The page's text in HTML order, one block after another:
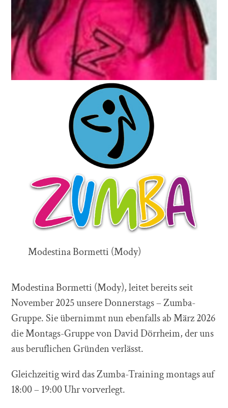
Modestina Bormetti (Mody)
Modestina Bormetti (Mody), leitet bereits seit
November 2025 unsere Donnerstags – Zumba-
Gruppe. Sie übernimmt nun ebenfalls ab März 2026
die Montags-Gruppe von David Dörrheim, der uns
aus beruflichen Gründen verlässt.
Gleichzeitig wird das Zumba-Training montags auf
18:00 – 19:00 Uhr vorverlegt.